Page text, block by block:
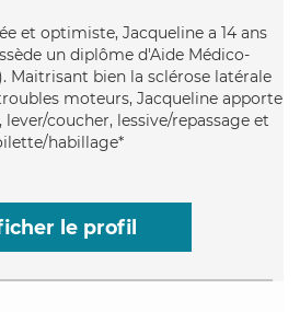
et optimiste, Jacqueline a 14 ans
un diplôme d'Aide Médico-
Maitrisant bien la sclérose latérale
moteurs, Jacqueline apporte
lever/coucher, lessive/repassage et
habillage*
le profil